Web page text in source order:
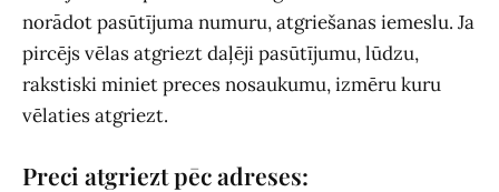
norādot pasūtījuma numuru, atgriešanas iemeslu. Ja
pircējs vēlas atgriezt daļēji pasūtījumu, lūdzu,
rakstiski miniet preces nosaukumu, izmēru kuru
vēlaties atgriezt.
Preci atgriezt pēc adreses: